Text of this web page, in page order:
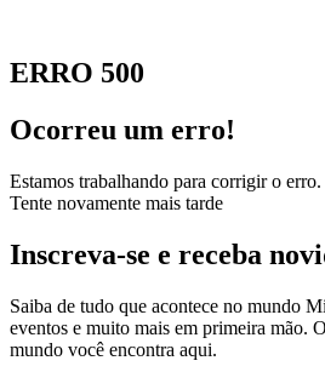
ERRO 500
Ocorreu um erro!
Estamos trabalhando para corrigir o erro.
Tente novamente mais tarde
Inscreva-se e receba
Saiba de tudo que acontece no mundo
eventos e muito mais em primeira mão.
mundo você encontra aqui.